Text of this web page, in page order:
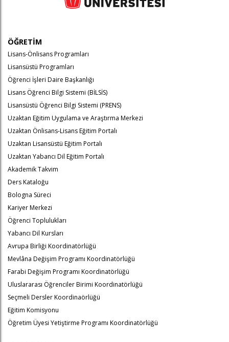
ÖĞRETİM
Lisans-Önlisans Programları
Lisansüstü Programları
Öğrenci İşleri Daire Başkanlığı
Lisans Öğrenci Bilgi Sistemi (BİLSİS)
Lisansüstü Öğrenci Bilgi Sistemi (PRENS)
Uzaktan Eğitim Uygulama ve Araştırma Merkezi
Uzaktan Önlisans-Lisans Eğitim Portalı
Uzaktan Lisansüstü Eğitim Portalı
Uzaktan Yabancı Dil Eğitim Portalı
Akademik Takvim
Ders Kataloğu
Bologna Süreci
Kariyer Merkezi
Öğrenci Toplulukları
Yabancı Dil Kursları
Avrupa Birliği Koordinatörlüğü
Mevlâna Değişim Programı Koordinatörlüğü
Farabi Değişim Programı Koordinatörlüğü
Uluslararası Öğrenciler Birimi Koordinatörlüğü
Seçmeli Dersler Koordinaörlüğü
Eğitim Komisyonu
Öğretim Üyesi Yetiştirme Programı Koordinatörlüğü